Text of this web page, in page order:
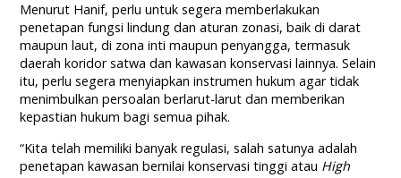
Menurut Hanif, perlu untuk segera memberlakukan
penetapan fungsi lindung dan aturan zonasi, baik di darat
maupun laut, di zona inti maupun penyangga, termasuk
daerah koridor satwa dan kawasan konservasi lainnya. Selain
itu, perlu segera menyiapkan instrumen hukum agar tidak
menimbulkan persoalan berlarut-larut dan memberikan
kepastian hukum bagi semua pihak.
“Kita telah memiliki banyak regulasi, salah satunya adalah
penetapan kawasan bernilai konservasi tinggi atau High